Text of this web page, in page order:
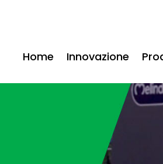
Home Innovazione